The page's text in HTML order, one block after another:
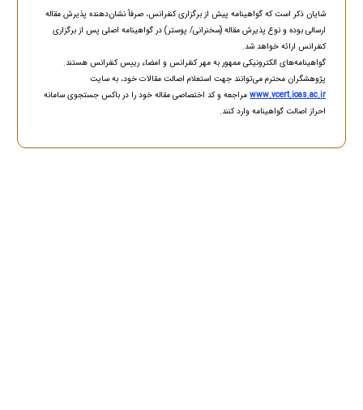
شایان ذکر است که گواهینامه پیش از برگزاری کنفرانس، صرفاً نشان‌دهنده پذیرش مقاله
ارسالی بوده و نوع پذیرش مقاله (سخنرانی/ پوستر) در گواهینامه اصلی پس از برگزاری
کنفرانس ارائه خواهد شد.
گواهینامه‌های الکترونیکی ممهور به مهر کنفرانس و امضاء رییس کنفرانس هستند.
پژوهشگران محترم می‌توانند جهت استعلام اصالت مقالات خود، به سایت
www.vcert.ioas.ac.irمراجعه و کد اختصاصی مقاله خود را در باکس جستجوی سامانه
احراز اصالت گواهینامه وارد کنند.